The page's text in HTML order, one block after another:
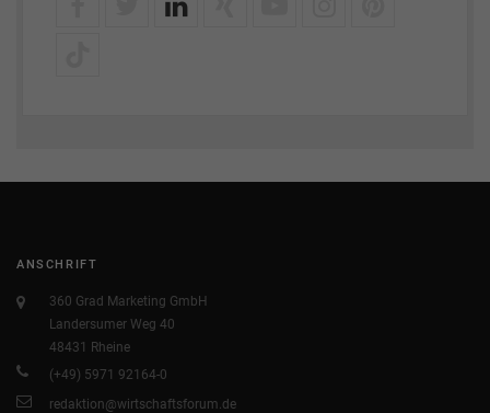
ANSCHRIFT
360 Grad Marketing GmbH
Landersumer Weg 40
48431 Rheine
(+49) 5971 92164-0
redaktion@wirtschaftsforum.de